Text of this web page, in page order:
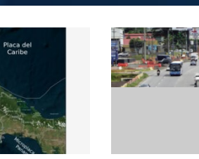
¡Atención
conductores!
Este
lunes
cierres